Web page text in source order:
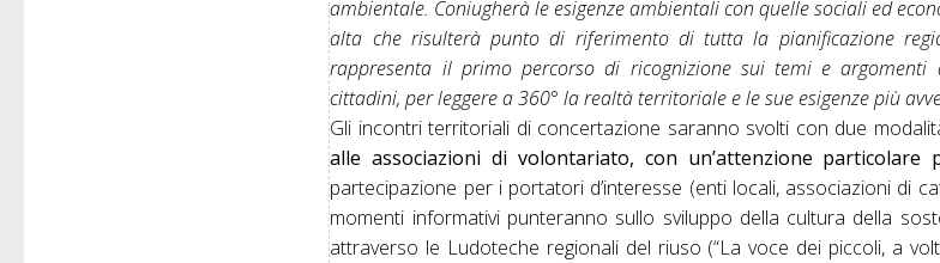
ambientale. Coniugherà le esigenze ambientali con quelle sociali ed
alta che risulterà punto di riferimento di tutta la pianificazione
rappresenta il primo percorso di ricognizione sui temi e argomenti
cittadini, per leggere a 360° la realtà territoriale e le sue esigenze più
Gli incontri territoriali di concertazione saranno svolti con due
alle associazioni di volontariato, con un’attenzione
partecipazione per i portatori d’interesse (enti locali, associazioni di
momenti informativi punteranno sullo sviluppo della cultura della
attraverso le Ludoteche regionali del riuso (“La voce dei piccoli, a